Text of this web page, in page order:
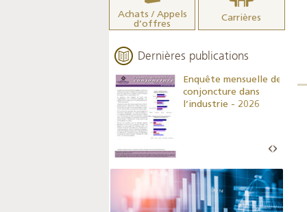
Achats / Appels
d’offres
Carrières
Dernières publications
Enquête mensuelle de
conjoncture dans
l’industrie - 2026